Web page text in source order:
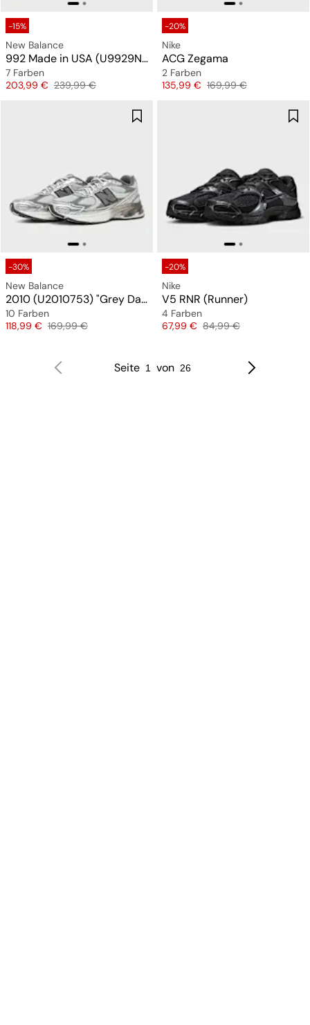
-15%
New Balance
992 Made in USA (U9929NF)
7 Farben
Preis
203,99 € Originalpreis
239,99 €
-20%
Nike
ACG Zegama
2 Farben
Preis
135,99 € Originalpreis
169,99 €
-30%
New Balance
2010 (U2010753) "Grey Days"
10 Farben
Preis
118,99 € Originalpreis
169,99 €
-20%
Nike
V5 RNR (Runner)
4 Farben
Preis
67,99 € Originalpreis
84,99 €
Seite 1 von 26